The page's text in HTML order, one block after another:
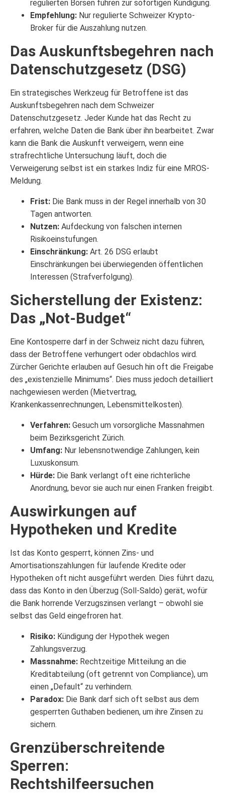
regulierten Börsen führen zur sofortigen Kündigung.
Empfehlung: Nur regulierte Schweizer Krypto-
Broker für die Auszahlung nutzen.
Das Auskunftsbegehren nach
Datenschutzgesetz (DSG)
Ein strategisches Werkzeug für Betroffene ist das
Auskunftsbegehren nach dem Schweizer
Datenschutzgesetz. Jeder Kunde hat das Recht zu
erfahren, welche Daten die Bank über ihn bearbeitet. Zwar
kann die Bank die Auskunft verweigern, wenn eine
strafrechtliche Untersuchung läuft, doch die
Verweigerung selbst ist ein starkes Indiz für eine MROS-
Meldung.
Frist: Die Bank muss in der Regel innerhalb von 30
Tagen antworten.
Nutzen: Aufdeckung von falschen internen
Risikoeinstufungen.
Einschränkung: Art. 26 DSG erlaubt
Einschränkungen bei überwiegenden öffentlichen
Interessen (Strafverfolgung).
Sicherstellung der Existenz:
Das „Not-Budget“
Eine Kontosperre darf in der Schweiz nicht dazu führen,
dass der Betroffene verhungert oder obdachlos wird.
Zürcher Gerichte erlauben auf Gesuch hin oft die Freigabe
des „existenzielle Minimums“. Dies muss jedoch detailliert
nachgewiesen werden (Mietvertrag,
Krankenkassenrechnungen, Lebensmittelkosten).
Verfahren: Gesuch um vorsorgliche Massnahmen
beim Bezirksgericht Zürich.
Umfang: Nur lebensnotwendige Zahlungen, kein
Luxuskonsum.
Hürde: Die Bank verlangt oft eine richterliche
Anordnung, bevor sie auch nur einen Franken freigibt.
Auswirkungen auf
Hypotheken und Kredite
Ist das Konto gesperrt, können Zins- und
Amortisationszahlungen für laufende Kredite oder
Hypotheken oft nicht ausgeführt werden. Dies führt dazu,
dass das Konto in den Überzug (Soll-Saldo) gerät, wofür
die Bank horrende Verzugszinsen verlangt – obwohl sie
selbst das Geld eingefroren hat.
Risiko: Kündigung der Hypothek wegen
Zahlungsverzug.
Massnahme: Rechtzeitige Mitteilung an die
Kreditabteilung (oft getrennt von Compliance), um
einen „Default“ zu verhindern.
Paradox: Die Bank darf sich oft selbst aus dem
gesperrten Guthaben bedienen, um ihre Zinsen zu
sichern.
Grenzüberschreitende
Sperren:
Rechtshilfeersuchen